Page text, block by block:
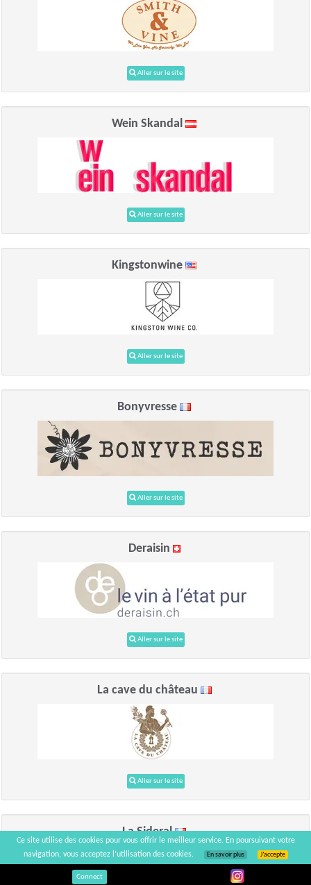
Aller sur le site
Wein Skandal
Aller sur le site
Kingstonwine
Aller sur le site
Bonyvresse
Aller sur le site
Deraisin
Aller sur le site
La cave du château
Aller sur le site
La Sideral
Connect
Ce site utilise des cookies pour vous offrir le meilleur service. En poursuivant votre
navigation, vous acceptez l’utilisation des cookies.
En savoir plus J’accepte